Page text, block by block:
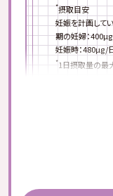
*摂取目安
妊娠を計画して
期の妊婦：
妊娠時：480µg/
*1日摂取量の最